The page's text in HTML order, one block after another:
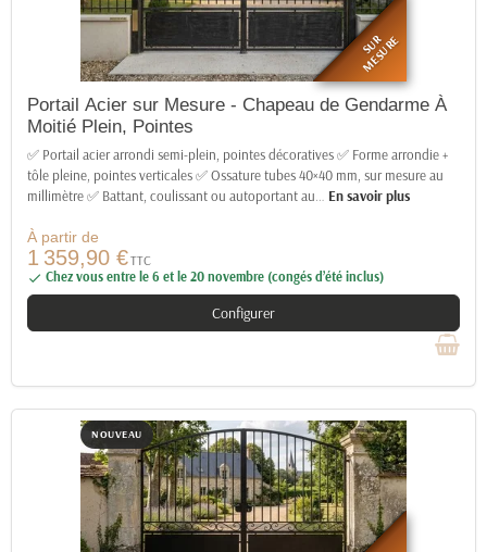
SUR
MESURE
Portail Acier sur Mesure - Chapeau de Gendarme À
Moitié Plein, Pointes
✅ Portail acier arrondi semi-plein, pointes décoratives ✅ Forme arrondie +
tôle pleine, pointes verticales ✅ Ossature tubes 40×40 mm, sur mesure au
millimètre ✅ Battant, coulissant ou autoportant au
En savoir plus
À partir de
1 359,90 €TTC
 Chez vous entre le 6 et le 20 novembre (congés d’été inclus)
Configurer
NOUVEAU